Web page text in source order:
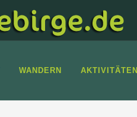
WANDERN AKTIVITÄTEN